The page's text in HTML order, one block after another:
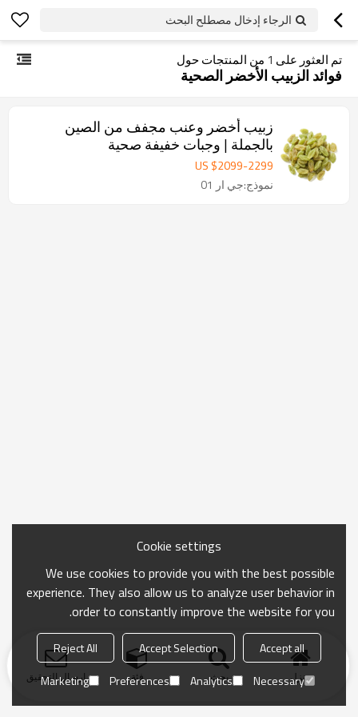
الرجاء إدخال مصطلح البحث
تم العثور على 1 من المنتجات حول
فوائد الزبيب الأخضر الصحية
زبيب أخضر وعنب مجفف من الصين
بالجملة | وجبات خفيفة صحية
US $2099-2299
نموذج:جي ار 01
منزل بحث فئة ارسال التحقيق
Cookie settings
We use cookies to provide you with the best possible
experience. They also allow us to analyze user behavior in
order to constantly improve the website for you.
Accept all
Accept Selection
Reject All
Necessary
Analytics
Preferences
Marketing